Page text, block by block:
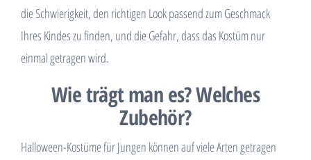
die Schwierigkeit, den richtigen Look passend zum Geschmack
Ihres Kindes zu finden, und die Gefahr, dass das Kostüm nur
einmal getragen wird.
Wie trägt man es? Welches
Zubehör?
Halloween-Kostüme für Jungen können auf viele Arten getragen